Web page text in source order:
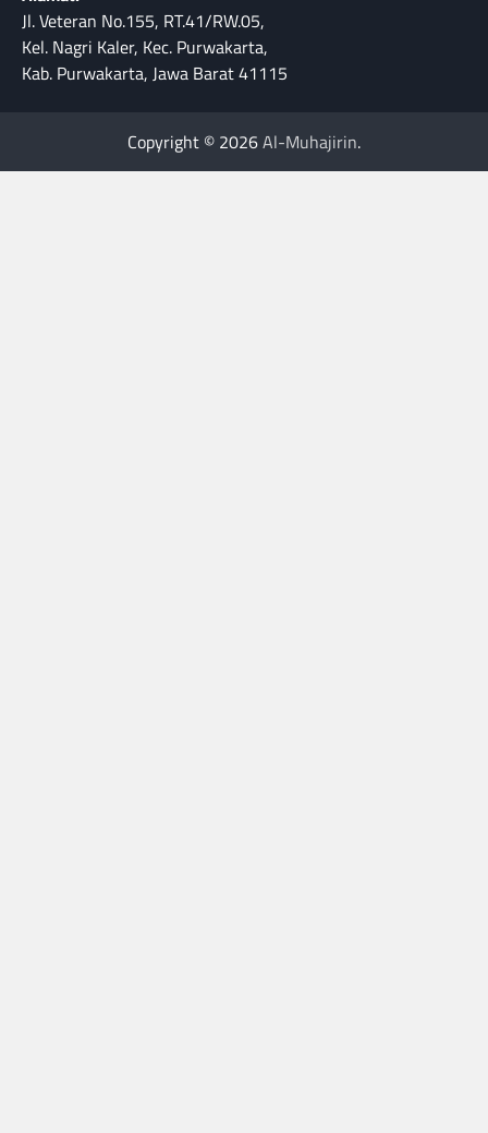
Jl. Veteran No.155, RT.41/RW.05,
Kel. Nagri Kaler, Kec. Purwakarta,
Kab. Purwakarta, Jawa Barat 41115
Copyright © 2026Al-Muhajirin.